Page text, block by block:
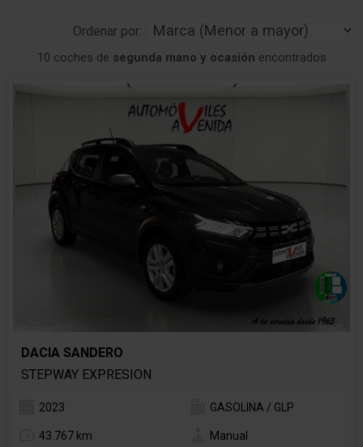
Ordenar por:
10 coches de segunda mano y ocasión encontrados
DACIA SANDERO
STEPWAY EXPRESION
2023 GASOLINA / GLP
43.767 km Manual